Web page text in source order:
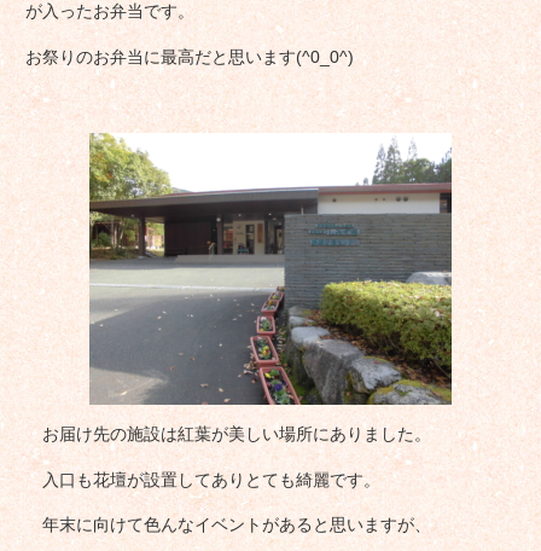
が入ったお弁当です。
お祭りのお弁当に最高だと思います(^0_0^)
お届け先の施設は紅葉が美しい場所にありました。
入口も花壇が設置してありとても綺麗です。
年末に向けて色んなイベントがあると思いますが、